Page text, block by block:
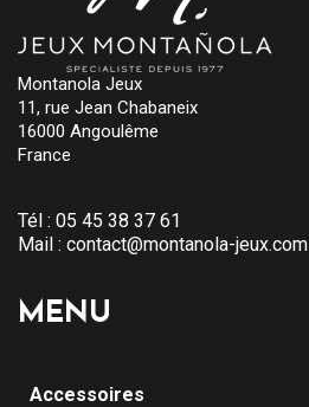
Montanola Jeux
11, rue Jean Chabaneix
16000 Angoulême
France
Tél : 05 45 38 37 61
Mail : contact@montanola-jeux.com
MENU
Accessoires